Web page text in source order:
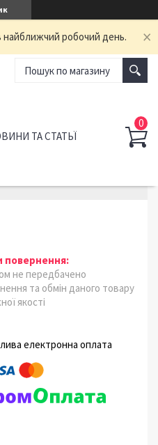
найближчий робочий день.
ТА СТАТЬЇ
не передбачено
та обмін даного товару
якості